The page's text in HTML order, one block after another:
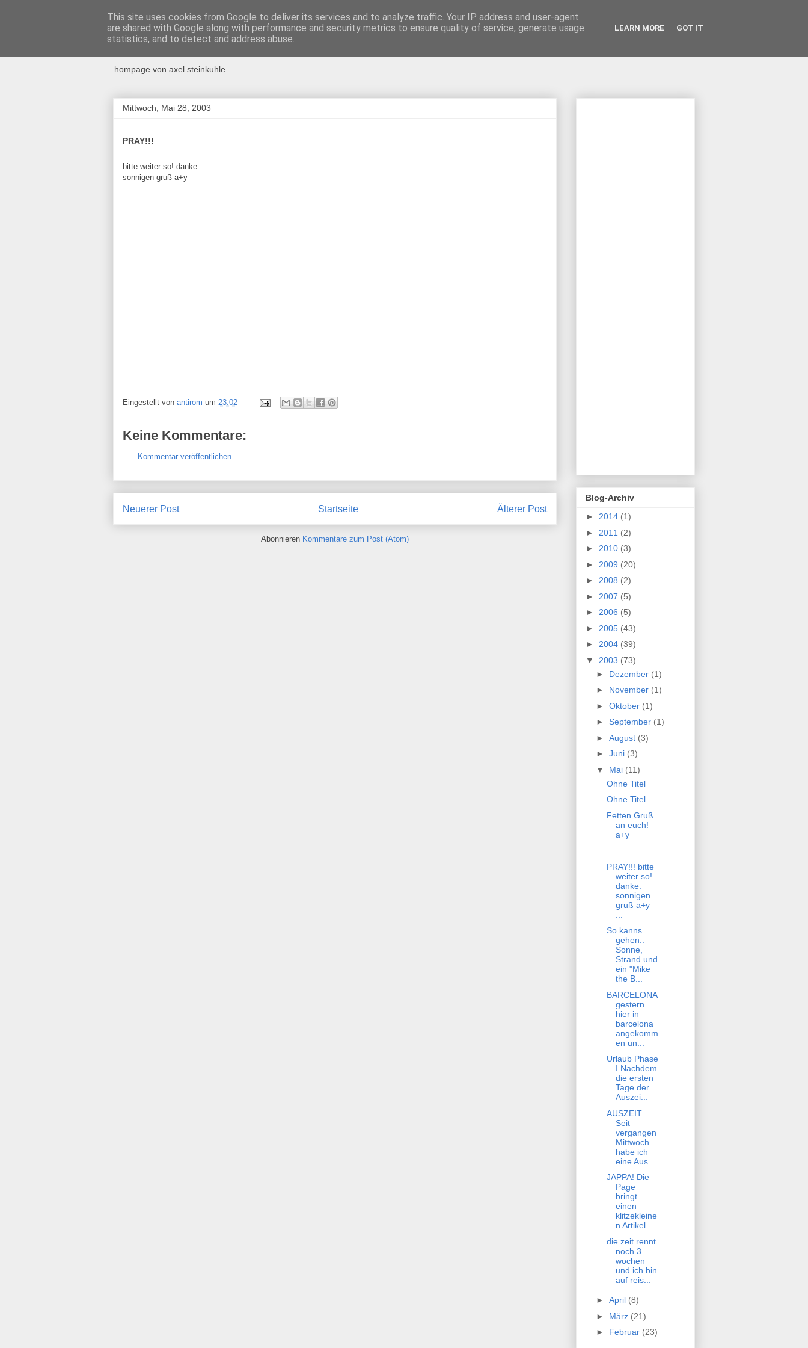
ANTIROM
hompage von axel steinkuhle
Mittwoch, Mai 28, 2003
PRAY!!!
bitte weiter so! danke.
sonnigen gruß a+y
Eingestellt von antirom um 23:02
Keine Kommentare:
Kommentar veröffentlichen
Neuerer Post Älterer Post
Startseite
Abonnieren Kommentare zum Post (Atom)
Blog-Archiv
► 2014 (1)
► 2011 (2)
► 2010 (3)
► 2009 (20)
► 2008 (2)
► 2007 (5)
► 2006 (5)
► 2005 (43)
► 2004 (39)
▼ 2003 (73)
► Dezember (1)
► November (1)
► Oktober (1)
► September (1)
► August (3)
► Juni (3)
▼ Mai (11)
Ohne Titel
Ohne Titel
Fetten Gruß
an euch!
a+y
...
PRAY!!! bitte
weiter so!
danke.
sonnigen
gruß a+y
So kanns
gehen..
Sonne,
Strand und
ein "Mike
the B...
BARCELONA
gestern
hier in
barcelona
angekomm
en un...
Urlaub Phase
I Nachdem
die ersten
Tage der
Auszei...
AUSZEIT
Seit
vergangen
Mittwoch
habe ich
eine Aus...
JAPPA! Die
Page
bringt
einen
klitzekleine
n Artikel...
die zeit rennt.
noch 3
wochen
und ich bin
auf reis...
► April (8)
► März (21)
► Februar (23)
This site uses cookies from Google to deliver its services and to analyze traffic. Your IP address and user-agent
are shared with Google along with performance and security metrics to ensure quality of service, generate usage
statistics, and to detect and address abuse.
LEARN MORE GOT IT